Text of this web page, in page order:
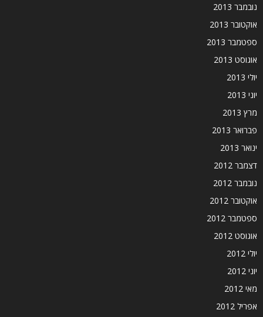
נובמבר 2013
אוקטובר 2013
ספטמבר 2013
אוגוסט 2013
יולי 2013
יוני 2013
מרץ 2013
פברואר 2013
ינואר 2013
דצמבר 2012
נובמבר 2012
אוקטובר 2012
ספטמבר 2012
אוגוסט 2012
יולי 2012
יוני 2012
מאי 2012
אפריל 2012